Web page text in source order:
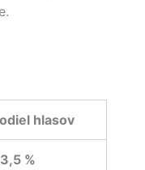
hlasov
%